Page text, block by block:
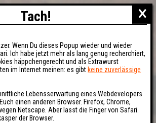
×
Tach!
Wenn Du dieses Popup wieder und wieder
Ich habe jetzt mehr als lang genug recherchiert,
häppchengerecht und als Extrawurst
im Internet meinen: es gibt keine zuverlässige
Lebensserwartung eines Webdevelopers
einen anderen Browser. Firefox, Chrome,
Netscape. Aber lasst die Finger von Safari.
der Browser.